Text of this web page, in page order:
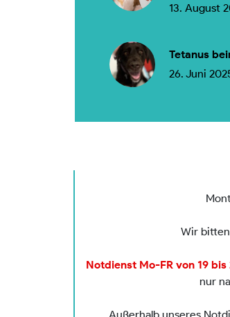
13. August
Tetanus
26. Juni
Wir
Notdienst Mo-FR von 19
nur